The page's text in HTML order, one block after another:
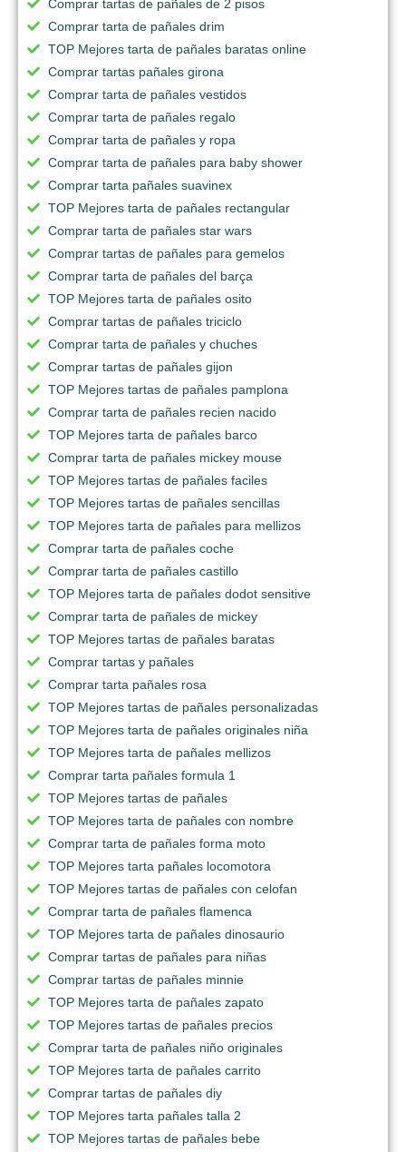
Comprar tartas de pañales de 2 pisos
Comprar tarta de pañales drim
TOP Mejores tarta de pañales baratas online
Comprar tartas pañales girona
Comprar tarta de pañales vestidos
Comprar tarta de pañales regalo
Comprar tarta de pañales y ropa
Comprar tarta de pañales para baby shower
Comprar tarta pañales suavinex
TOP Mejores tarta de pañales rectangular
Comprar tarta de pañales star wars
Comprar tartas de pañales para gemelos
Comprar tarta de pañales del barça
TOP Mejores tarta de pañales osito
Comprar tartas de pañales triciclo
Comprar tarta de pañales y chuches
Comprar tartas de pañales gijon
TOP Mejores tartas de pañales pamplona
Comprar tarta de pañales recien nacido
TOP Mejores tarta de pañales barco
Comprar tarta de pañales mickey mouse
TOP Mejores tartas de pañales faciles
TOP Mejores tartas de pañales sencillas
TOP Mejores tarta de pañales para mellizos
Comprar tarta de pañales coche
Comprar tarta de pañales castillo
TOP Mejores tarta de pañales dodot sensitive
Comprar tarta de pañales de mickey
TOP Mejores tartas de pañales baratas
Comprar tartas y pañales
Comprar tarta pañales rosa
TOP Mejores tartas de pañales personalizadas
TOP Mejores tarta de pañales originales niña
TOP Mejores tarta de pañales mellizos
Comprar tarta pañales formula 1
TOP Mejores tartas de pañales
TOP Mejores tarta de pañales con nombre
Comprar tarta de pañales forma moto
TOP Mejores tarta pañales locomotora
TOP Mejores tartas de pañales con celofan
Comprar tarta de pañales flamenca
TOP Mejores tarta de pañales dinosaurio
Comprar tartas de pañales para niñas
Comprar tartas de pañales minnie
TOP Mejores tarta de pañales zapato
TOP Mejores tartas de pañales precios
Comprar tarta de pañales niño originales
TOP Mejores tarta de pañales carrito
Comprar tartas de pañales diy
TOP Mejores tarta pañales talla 2
TOP Mejores tartas de pañales bebe